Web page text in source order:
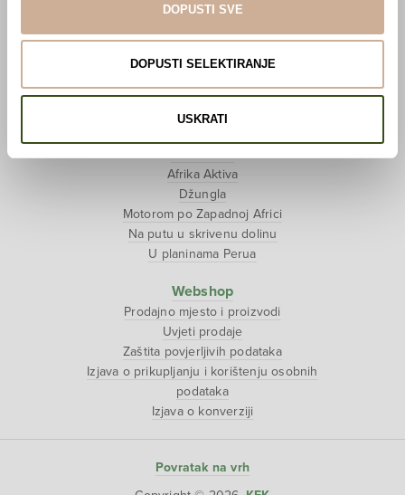
DOPUSTI SVE
DOPUSTI SELEKTIRANJE
USKRATI
Džungla
Multisenzorna izložba ‘Put oko svijeta u pola
sata’
Tjedan tibetanske kulture
Afrika Aktiva
Džungla
Motorom po Zapadnoj Africi
Na putu u skrivenu dolinu
U planinama Perua
Webshop
Prodajno mjesto i proizvodi
Uvjeti prodaje
Zaštita povjerljivih podataka
Izjava o prikupljanju i korištenju osobnih
podataka
Izjava o konverziji
Povratak na vrh